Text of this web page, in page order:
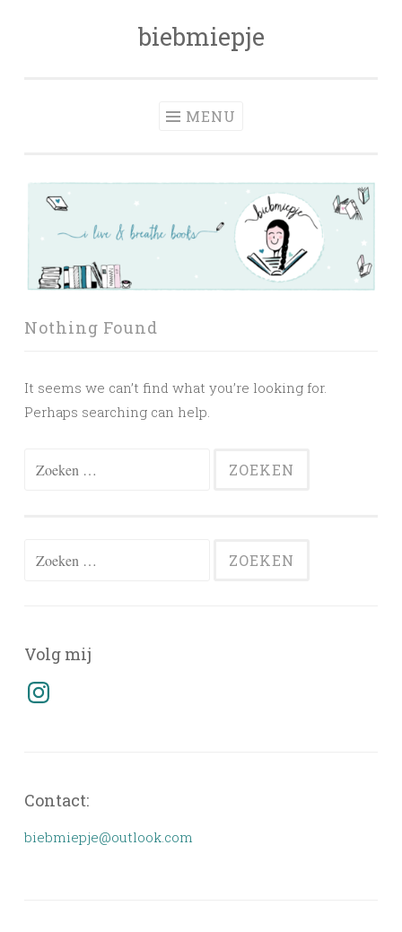
biebmiepje
MENU
Nothing Found
It seems we can’t find what you’re looking for.
Perhaps searching can help.
Zoeken
Volg mij
Instagram
Contact:
biebmiepje@outlook.com